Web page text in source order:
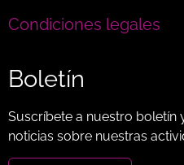
Condiciones legales
Boletín
Suscríbete a nuestro boletín
noticias sobre nuestras